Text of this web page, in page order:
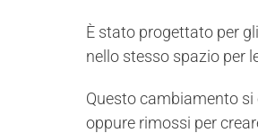
È stato progettato per
nello stesso spazio per
Questo cambiamento
oppure rimossi per